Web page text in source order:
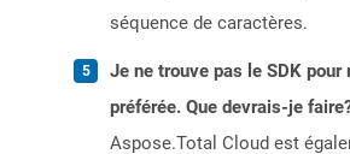
séquence de caractères.
Je ne trouve pas le SDK pour
préférée. Que devrais-je
Aspose.Total Cloud est